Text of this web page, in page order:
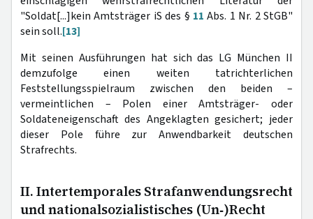
"Soldat[...]kein Amtsträger iS des § 11 Abs. 1 Nr. 2 StGB"
sein soll.[13]
Mit seinen Ausführungen hat sich das LG München II
demzufolge einen weiten tatrichterlichen
Feststellungsspielraum zwischen den beiden –
vermeintlichen – Polen einer Amtsträger- oder
Soldateneigenschaft des Angeklagten gesichert; jeder
dieser Pole führe zur Anwendbarkeit deutschen
Strafrechts.
II. Intertemporales Strafanwendungsrecht
und nationalsozialistisches (Un‑)Recht